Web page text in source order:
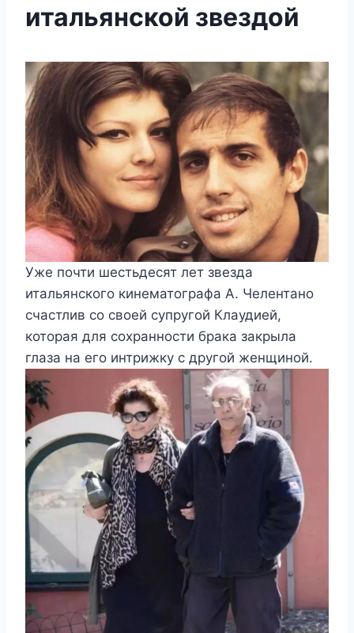
итальянской звездой
Уже почти шестьдесят лет звезда
итальянского кинематографа А. Челентано
счастлив со своей супругой Клаудией,
которая для сохранности брака закрыла
глаза на его интрижку с другой женщиной.